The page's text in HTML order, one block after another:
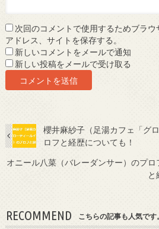
次回のコメントで使用するためブラ
アドレス、サイトを保存する。
新しいコメントをメールで通知
新しい投稿をメールで受け取る
櫻井麻紗子（足湯カフェ「グ
ロフと経歴についても！
オニール八菜（バレーダンサー）のプ
と
RECOMMEND こちらの記事も人気です。